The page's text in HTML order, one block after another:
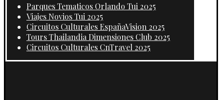
Parques Tematicos Orlando Tui 2025
Viajes Novios Tui 2025
Circuitos Culturales EspañaVision 2025
Tours Thailandia Dimensiones Club 2025
Circuitos Culturales CnTravel 2025